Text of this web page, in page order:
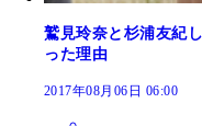
鷲見玲奈と杉浦友紀
った理由
2017年08月06日 06:00